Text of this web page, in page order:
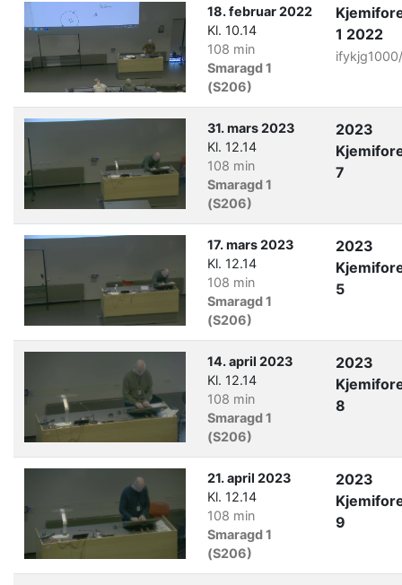
18. februar 2022
Kl. 10.14
108 min
Smaragd 1
(S206)
1 2022
31. mars 2023
Kl. 12.14
108 min
Smaragd 1
(S206)
2023
7
17. mars 2023
Kl. 12.14
108 min
Smaragd 1
(S206)
2023
5
14. april 2023
Kl. 12.14
108 min
Smaragd 1
(S206)
2023
8
21. april 2023
Kl. 12.14
108 min
Smaragd 1
(S206)
2023
9